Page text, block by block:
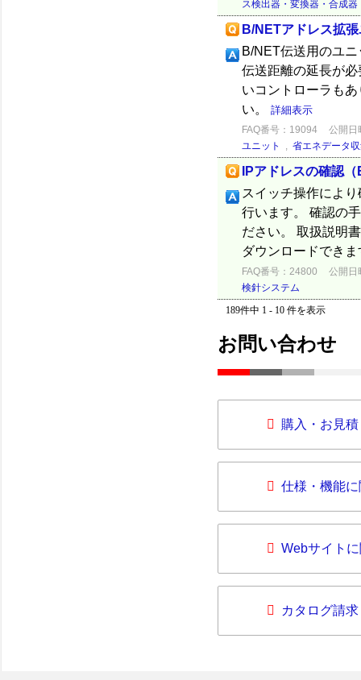
ス検出器・変換器・合成器
B/NETアドレス拡
B/NET伝送用のユ
伝送距離の延長が
いコントローラも
い。 詳細表示
FAQ番号：19094
公開日
ユニット
, 省エネデータ
IPアドレスの確認
スイッチ操作によ
行います。 確認の
ださい。 取扱説明
ダウンロードでき
FAQ番号：24800
公開日
検針システム
189件中 1 - 10 件を表示
お問い合わせ
購入・お見
仕様・機能
Webサイト
カタログ請求